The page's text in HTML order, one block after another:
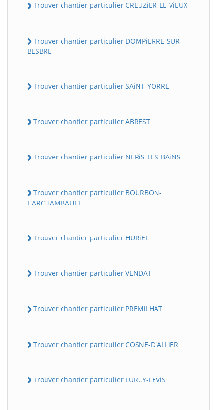
Trouver chantier particulier CREUZiER-LE-ViEUX
Trouver chantier particulier DOMPiERRE-SUR-
BESBRE
Trouver chantier particulier SAiNT-YORRE
Trouver chantier particulier ABREST
Trouver chantier particulier NERiS-LES-BAiNS
Trouver chantier particulier BOURBON-
L'ARCHAMBAULT
Trouver chantier particulier HURiEL
Trouver chantier particulier VENDAT
Trouver chantier particulier PREMiLHAT
Trouver chantier particulier COSNE-D'ALLiER
Trouver chantier particulier LURCY-LEViS